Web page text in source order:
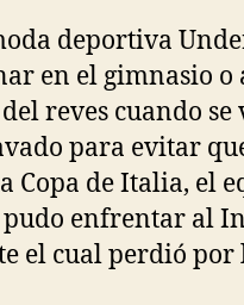
deportiva
en el gimnasio o
reves cuando se
para evitar
Copa de Italia, el
enfrentar al
el cual perdió por